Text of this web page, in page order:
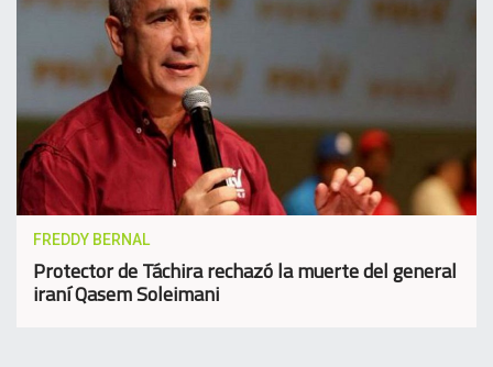
FREDDY BERNAL
Protector de Táchira rechazó la muerte del general
iraní Qasem Soleimani